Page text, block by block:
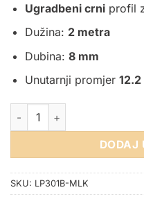
Ugradbeni crniprofil
Dužina: 2 metra
Dubina: 8 mm
Unutarnji promjer
ALU. PROFIL ZA LED
DODAJ
SKU: LP301B-MLK